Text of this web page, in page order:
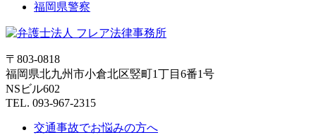
福岡県警察
〒803-0818
福岡県北九州市小倉北区竪町1丁目6番1号
NSビル602
TEL. 093-967-2315
交通事故でお悩みの方へ